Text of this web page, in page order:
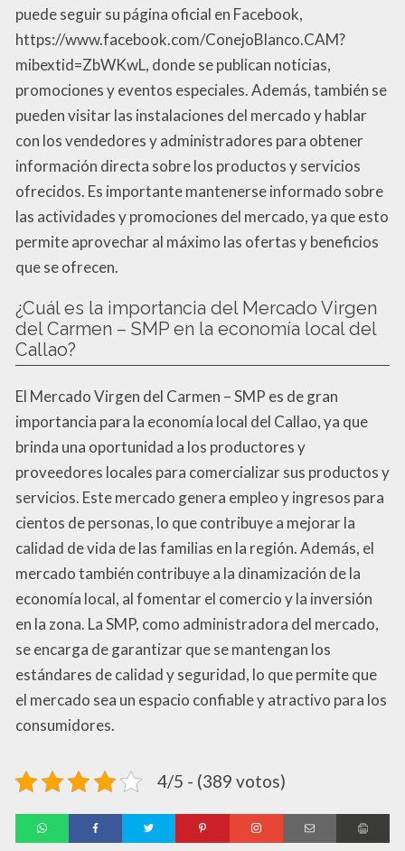
puede seguir su página oficial en Facebook,
https://www.facebook.com/ConejoBlanco.CAM?
mibextid=ZbWKwL, donde se publican noticias,
promociones y eventos especiales. Además, también se
pueden visitar las instalaciones del mercado y hablar
con los vendedores y administradores para obtener
información directa sobre los productos y servicios
ofrecidos. Es importante mantenerse informado sobre
las actividades y promociones del mercado, ya que esto
permite aprovechar al máximo las ofertas y beneficios
que se ofrecen.
¿Cuál es la importancia del Mercado Virgen
del Carmen – SMP en la economía local del
Callao?
El Mercado Virgen del Carmen – SMP es de gran
importancia para la economía local del Callao, ya que
brinda una oportunidad a los productores y
proveedores locales para comercializar sus productos y
servicios. Este mercado genera empleo y ingresos para
cientos de personas, lo que contribuye a mejorar la
calidad de vida de las familias en la región. Además, el
mercado también contribuye a la dinamización de la
economía local, al fomentar el comercio y la inversión
en la zona. La SMP, como administradora del mercado,
se encarga de garantizar que se mantengan los
estándares de calidad y seguridad, lo que permite que
el mercado sea un espacio confiable y atractivo para los
consumidores.
4/5 - (389 votos)